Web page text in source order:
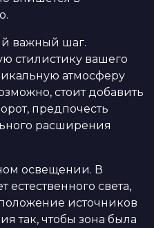
важный шаг.
стилистику вашего
атмосферу
стоит добавить
предпочесть
расширения
освещении. В
естественного света,
источников
так, чтобы зона была